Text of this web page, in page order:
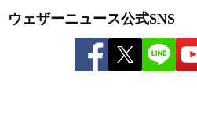
ウェザーニュース公式SNS